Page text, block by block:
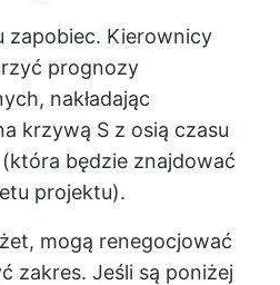
zapobiec. Kierownicy
prognozy
nakładając
krzywą S z osią czasu
będzie znajdować
projektu).
mogą renegocjować
zakres. Jeśli są poniżej